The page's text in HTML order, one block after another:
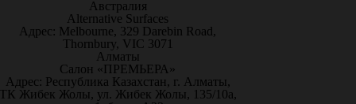
Австралия
Alternative Surfaces
Адрес: Melbourne, 329 Darebin Road,
Thornbury, VIC 3071
Алматы
Салон «ПРЕМЬЕРА»
Адрес: Республика Казахстан, г. Алматы,
Жибек Жолы, ул. Жибек Жолы, 135/10а,